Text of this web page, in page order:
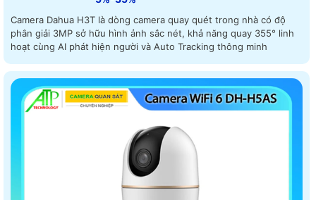
Camera Dahua H3T là dòng camera quay quét trong nhà có độ
phân giải 3MP sở hữu hình ảnh sắc nét, khả năng quay 355° linh
hoạt cùng AI phát hiện người và Auto Tracking thông minh